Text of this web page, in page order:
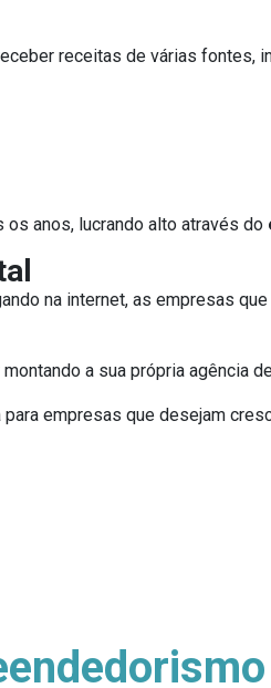
receitas de várias fontes,
anos, lucrando alto através do
na internet, as empresas
a sua própria agência
empresas que desejam